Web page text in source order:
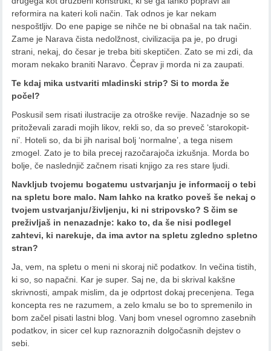
reformira na kateri koli način. Tak odnos je kar nekam
nespoštljiv. Do ene papige se nihče ne bi obnašal na tak način.
Zame je Narava čista nedolžnost, civilizacija pa je, po drugi
strani, nekaj, do česar je treba biti skeptičen. Zato se mi zdi, da
moram nekako braniti Naravo. Čeprav ji morda ni za zaupati.
Te kdaj mika ustvariti mladinski strip? Si to morda že
počel?
Poskusil sem risati ilustracije za otroške revije. Nazadnje so se
pritoževali zaradi mojih likov, rekli so, da so preveč ‘starokopit-
ni’. Hoteli so, da bi jih narisal bolj ‘normalne’, a tega nisem
zmogel. Zato je to bila precej razočarajoča izkušnja. Morda bo
bolje, če naslednjič začnem risati knjigo za res stare ljudi.
Navkljub tvojemu bogatemu ustvarjanju je informacij o tebi
na spletu bore malo. Nam lahko na kratko poveš še nekaj o
tvojem ustvarjanju / življenju, ki ni stripovsko? S čim se
preživljaš in nenazadnje: kako to, da še nisi podlegel
zahtevi, ki narekuje, da ima avtor na spletu zgledno spletno
stran?
Ja, vem, na spletu o meni ni skoraj nič podatkov. In večina tistih,
ki so, so napačni. Kar je super. Saj ne, da bi skrival kakšne
skrivnosti, ampak mislim, da je odprtost dokaj precenjena. Tega
koncepta res ne razumem, a zelo kmalu se bo to spremenilo in
bom začel pisati lastni blog. Vanj bom vnesel ogromno zasebnih
podatkov, in sicer cel kup raznoraznih dolgočasnih dejstev o
sebi.